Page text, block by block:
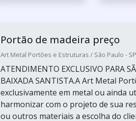
Portão de madeira preço
Art Metal Portões e Estruturas / São Paulo - SP
ATENDIMENTO EXCLUSIVO PARA
BAIXADA SANTISTA.A Art Metal
exclusivamente em metal ou ainda
harmonizar com o projeto de sua
ou outros materiais a escolha do